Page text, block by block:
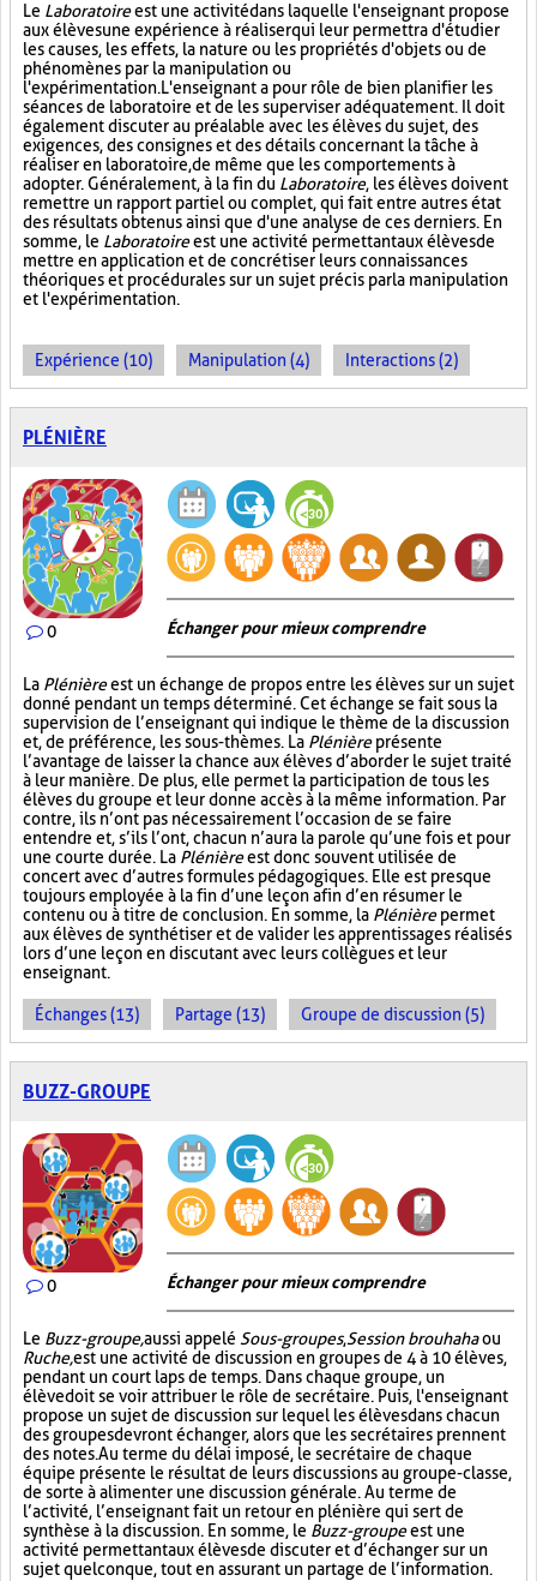
Le Laboratoireest une activité dans laquelle l'enseignant propose
aux élèves une expérience à réaliser qui leur permettra d'étudier
les causes, les effets, la nature ou les propriétés d'objets ou de
phénomènes par la manipulation ou
l'expérimentation. L'enseignant a pour rôle de bien planifier les
séances de laboratoire et de les superviser adéquatement. Il doit
également discuter au préalable avec les élèves du sujet, des
exigences, des consignes et des détails concernant la tâche à
réaliser en laboratoire, de même que les comportements à
adopter. Généralement, à la fin du Laboratoire, les élèves doivent
remettre un rapport partiel ou complet, qui fait entre autres état
des résultats obtenus ainsi que d'une analyse de ces derniers. En
somme, le Laboratoireest une activité permettant aux élèves de
mettre en application et de concrétiser leurs connaissances
théoriques et procédurales sur un sujet précis par la manipulation
et l'expérimentation.
Expérience (10) Manipulation (4) Interactions (2)
PLÉNIÈRE
0 Échanger pour mieux comprendre
La Plénièreest un échange de propos entre les élèves sur un sujet
donné pendant un temps déterminé. Cet échange se fait sous la
supervision de l’enseignant qui indique le thème de la discussion
et, de préférence, les sous-thèmes. La Plénièreprésente
l’avantage de laisser la chance aux élèves d’aborder le sujet traité
à leur manière. De plus, elle permet la participation de tous les
élèves du groupe et leur donne accès à la même information. Par
contre, ils n’ont pas nécessairement l’occasion de se faire
entendre et, s’ils l’ont, chacun n’aura la parole qu’une fois et pour
une courte durée. La Plénièreest donc souvent utilisée de
concert avec d’autres formules pédagogiques. Elle est presque
toujours employée à la fin d’une leçon afin d’en résumer le
contenu ou à titre de conclusion. En somme, la Plénièrepermet
aux élèves de synthétiser et de valider les apprentissages réalisés
lors d’une leçon en discutant avec leurs collègues et leur
enseignant.
Échanges (13) Partage (13) Groupe de discussion (5)
BUZZ-GROUPE
0 Échanger pour mieux comprendre
Le Buzz-groupe,aussi appelé Sous-groupes,Session brouhahaou
Ruche,est une activité de discussion en groupes de 4 à 10 élèves,
pendant un court laps de temps. Dans chaque groupe, un
élève doit se voir attribuer le rôle de secrétaire. Puis, l'enseignant
propose un sujet de discussion sur lequel les élèves dans chacun
des groupes devront échanger, alors que les secrétaires prennent
des notes. Au terme du délai imposé, le secrétaire de chaque
équipe présente le résultat de leurs discussions au groupe-classe,
de sorte à alimenter une discussion générale. Au terme de
l’activité, l’enseignant fait un retour en plénière qui sert de
synthèse à la discussion. En somme, le Buzz-groupeest une
activité permettant aux élèves de discuter et d’échanger sur un
sujet quelconque, tout en assurant un partage de l’information.